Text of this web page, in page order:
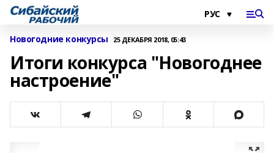
Новогодние конкурсы 25 ДЕКАБРЯ 2018, 05:43
Итоги конкурса "Новогоднее
настроение"